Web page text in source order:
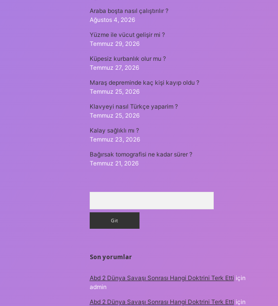
Araba boşta nasıl çalıştırılır ?
Ağustos 4, 2026
Yüzme ile vücut gelişir mi ?
Temmuz 29, 2026
Küpesiz kurbanlık olur mu ?
Temmuz 27, 2026
Maraş depreminde kaç kişi kayıp oldu ?
Temmuz 25, 2026
Klavyeyi nasıl Türkçe yaparim ?
Temmuz 25, 2026
Kalay sağlıklı mı ?
Temmuz 23, 2026
Bağırsak tomografisi ne kadar sürer ?
Temmuz 21, 2026
Son yorumlar
Abd 2 Dünya Savaşı Sonrası Hangi Doktrini Terk Etti için
admin
Abd 2 Dünya Savaşı Sonrası Hangi Doktrini Terk Etti için